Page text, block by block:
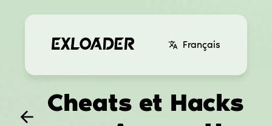
Français
Cheats et Hacks